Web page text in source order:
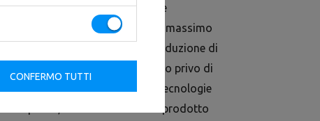
elevato. L'imbottitura robusta e
resistente garantiscono il massimo
ad anni di esperienza nella produzione di
riusciti a creare un prodotto privo di
intenso. Grazie all'utilizzo di tecnologie
e profili, abbiamo creato un prodotto
CONFERMO TUTTI